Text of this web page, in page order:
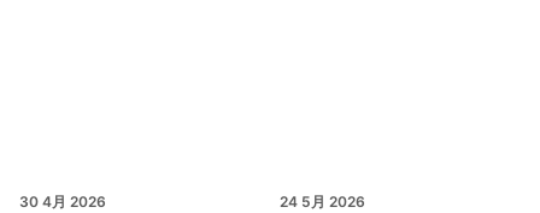
30 4月 2026 24 5月 2026